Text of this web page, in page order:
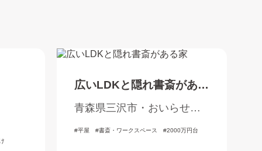
広いLDKと隠れ書斎がある
家
青森県三沢市・おいらせ
町・三戸郡
平屋 書斎・ワークスペース 2000万円台